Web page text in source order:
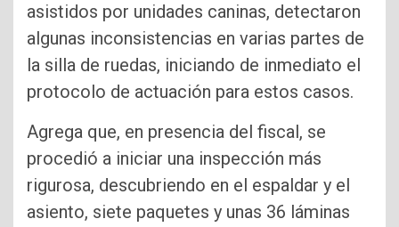
asistidos por unidades caninas, detectaron
algunas inconsistencias en varias partes de
la silla de ruedas, iniciando de inmediato el
protocolo de actuación para estos casos.
Agrega que, en presencia del fiscal, se
procedió a iniciar una inspección más
rigurosa, descubriendo en el espaldar y el
asiento, siete paquetes y unas 36 láminas